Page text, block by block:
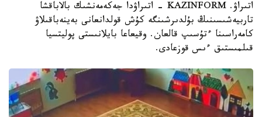
اتىراۋ. KAZINFORM - اتىراۋدا جەكەمەنشىك بالاباقشا
تاربيەشىسىنىڭ بۇلدىرشىنگە كۇش قولدانعانى بەينەباقىلاۋ
كامەراسىنا ءتۇسىپ قالعان. وقيعاعا بايلانىستى پوليتسيا
قىلمىستىق ءىس قوزعادى.